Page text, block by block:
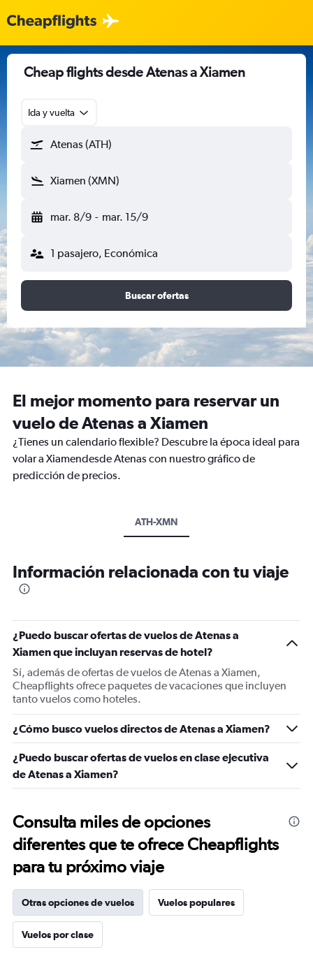
Cheap flights desde Atenas a Xiamen
Ida y vuelta
Atenas (ATH)
Xiamen (XMN)
mar. 8/9 - mar. 15/9
1 pasajero, Económica
Buscar ofertas
El mejor momento para reservar un
vuelo de Atenas a Xiamen
¿Tienes un calendario flexible? Descubre la época ideal para
volar a Xiamendesde Atenas con nuestro gráfico de
predicción de precios.
ATH-XMN
Información relacionada con tu viaje
¿Puedo buscar ofertas de vuelos de Atenas a
Xiamen que incluyan reservas de hotel?
Sí, además de ofertas de vuelos de Atenas a Xiamen,
Cheapflights ofrece paquetes de vacaciones que incluyen
tanto vuelos como hoteles.
¿Cómo busco vuelos directos de Atenas a Xiamen?
¿Puedo buscar ofertas de vuelos en clase ejecutiva
de Atenas a Xiamen?
Consulta miles de opciones
diferentes que te ofrece Cheapflights
para tu próximo viaje
Otras opciones de vuelos Vuelos populares
Vuelos por clase